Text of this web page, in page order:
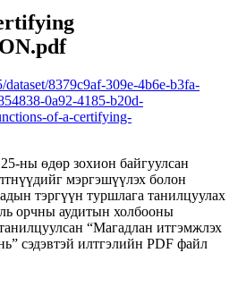
8379c9af-309e-4b6e-b3fa-
0a92-4185-b20d-
of-a-certifying-
ны өдөр зохион байгуулсан
мэргэшүүлэх болон
тэргүүн туршлага танилцуулах
орчны аудитын холбооны
“Магадлан итгэмжлэх
сэдэвтэй илтгэлийн PDF файл